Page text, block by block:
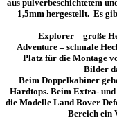
aus pulverbeschichtetem
1,5mm hergestellt. Es
Explorer – große
Adventure – schmale
Platz für die Montage
Bilder
Beim Doppelkabiner
Hardtops. Beim Extra-
die Modelle Land Rover
Bereich ein